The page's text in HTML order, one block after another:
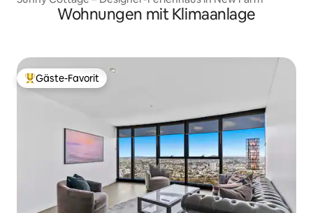
Wohnungen mit Klimaanlage
Beliebter Gäste-Favorit.
Gäste-Favorit